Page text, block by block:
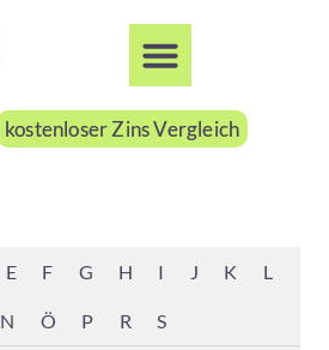
kostenloser Zins Vergleich
E F G H I J K L
N Ö P R S